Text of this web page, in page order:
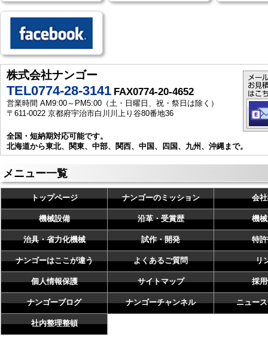
株式会社ナンゴー
TEL0774-28-3141 FAX0774-20-4652
営業時間 AM9:00～PM5:00（土・日曜日、祝・祭日は除く）
〒611-0022 京都府宇治市白川川上り谷80番地36
全国・短納期対応可能です。
北海道から東北、関東、中部、関西、中国、四国、九州、沖縄まで。
メニュー一覧
トップページ ナンゴーのミッション 会
機械設備 沿革・受賞歴 機
治具・省力化機械 試作・開発 特
ナンゴーはここが違う よくあるご質問 リ
個人情報保護 サイトマップ 採
ナンゴーブログ ナンゴーチャンネル ニュー
社内整理整頓